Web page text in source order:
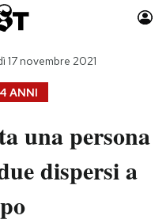
Moda
Consumismi
Storie/Idee
4 ANNI
17 novembre 2021
una persona
dispersi a